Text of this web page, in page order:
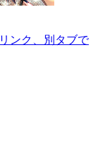
リンク、別タブで